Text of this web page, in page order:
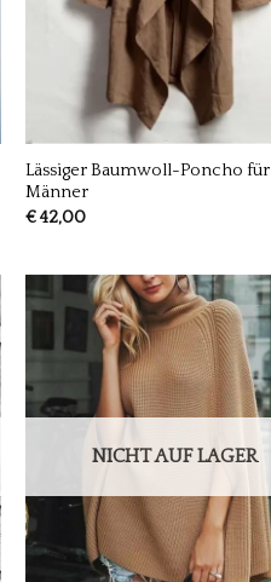
Lässiger Baumwoll-Poncho für
Männer
€42,00
NICHT AUF LAGER